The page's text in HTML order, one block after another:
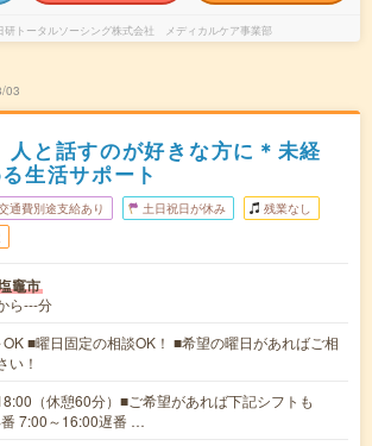
研トータルソーシング株式会社 メディカルケア事業部
03
人と話すのが好きな方に＊未経
生活サポート
通費別途支給あり 土日祝日が休み 残業なし
竈市
ら---分
■曜日固定の相談OK！ ■希望の曜日があればご相
い！
（休憩60分）■ご希望があれば下記シフトも
7:00～16:00遅番 …